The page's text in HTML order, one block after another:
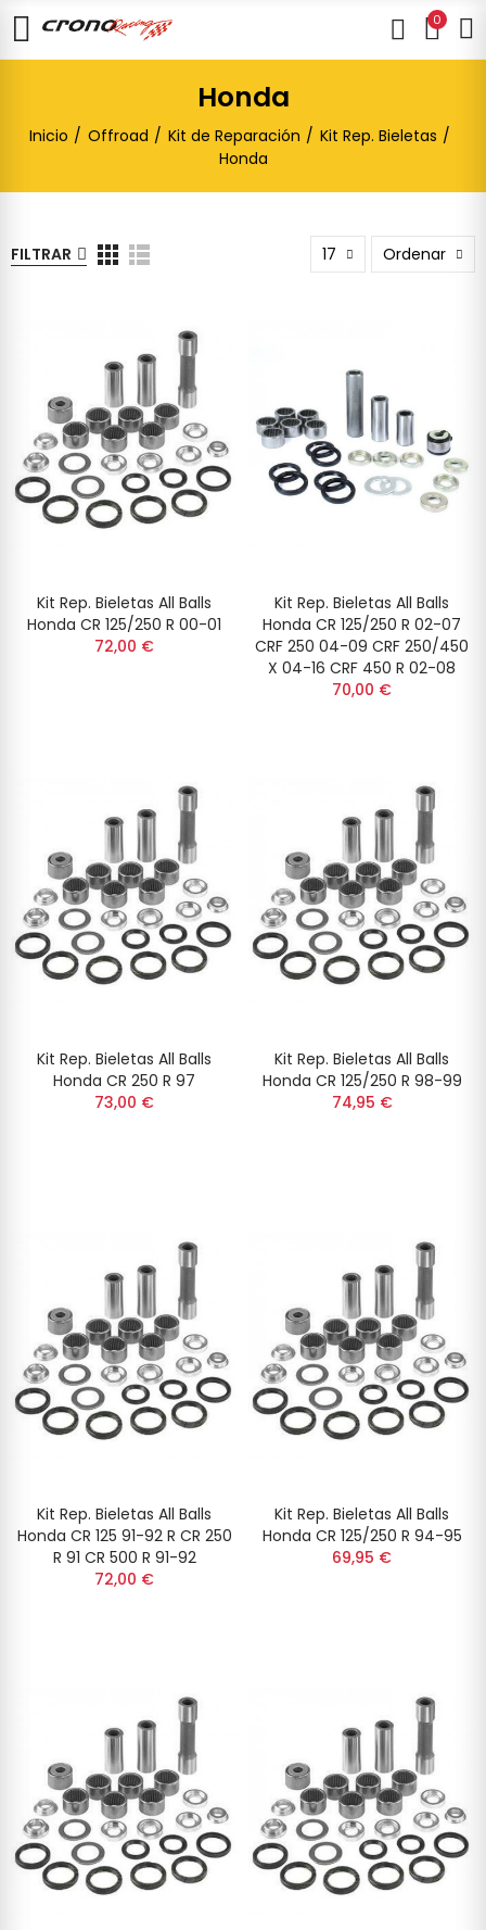
0
Honda
Inicio Offroad Kit de Reparación
Kit Rep. Bieletas
Honda
FILTRAR 17 Ordenar
Kit Rep. Bieletas All Balls
Honda CR 125/250 R 00-01
72,00 €
Kit Rep. Bieletas All Balls
Honda CR 125/250 R 02-07
CRF 250 04-09 CRF 250/450
X 04-16 CRF 450 R 02-08
70,00 €
Kit Rep. Bieletas All Balls
Honda CR 250 R 97
73,00 €
Kit Rep. Bieletas All Balls
Honda CR 125/250 R 98-99
74,95 €
Kit Rep. Bieletas All Balls
Honda CR 125 91-92 R CR 250
R 91 CR 500 R 91-92
72,00 €
Kit Rep. Bieletas All Balls
Honda CR 125/250 R 94-95
69,95 €